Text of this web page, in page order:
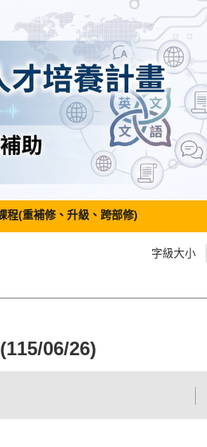
程(重補修、升級、跨部修)
字級大小
06/26)